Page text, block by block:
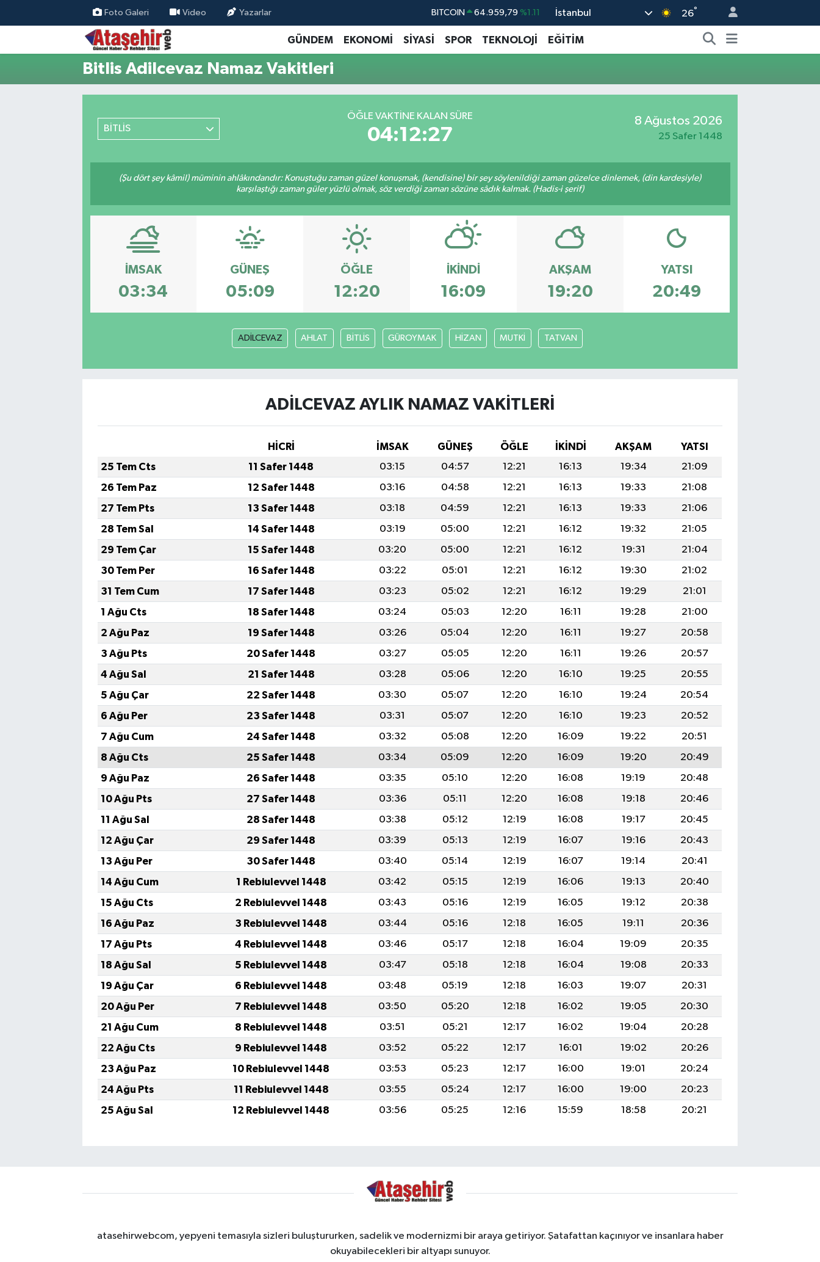
Foto Galeri Video Yazarlar BITCOIN 64.959,79 %1.11
DOLAR 47,7436 %0.18
EURO 55,2510 %0.32
İstanbul 26°
GÜNDEM EKONOMİ SİYASİ SPOR TEKNOLOJİ EĞİTİM
Bitlis Adilcevaz Namaz Vakitleri
BİTLİS
ÖĞLE VAKTINE KALAN SÜRE
04:12:26
8 Ağustos 2026
25 Safer 1448
(Şu dört şey kâmil) müminin ahlâkındandır: Konuştuğu zaman güzel konuşmak, (kendisine) bir şey söylenildiği zaman güzelce dinlemek, (din kardeşiyle)
karşılaştığı zaman güler yüzlü olmak, söz verdiği zaman sözüne sâdık kalmak. (Hadis-i şerif)
İMSAK
03:34
GÜNEŞ
05:09
ÖĞLE
12:20
İKINDI
16:09
AKŞAM
19:20
YATSI
20:49
ADİLCEVAZ AHLAT BİTLİS GÜROYMAK HİZAN MUTKİ TATVAN
ADİLCEVAZ AYLIK NAMAZ VAKITLERI
HİCRİ İMSAK GÜNEŞ ÖĞLE İKINDI AKŞAM
YATSI
25 Tem Cts
11 Safer 1448 03:15 04:57 12:21 16:13 19:34
21:09
26 Tem Paz
12 Safer 1448 03:16 04:58 12:21 16:13 19:33
21:08
27 Tem Pts
13 Safer 1448 03:18 04:59 12:21 16:13 19:33
21:06
28 Tem Sal
14 Safer 1448 03:19 05:00 12:21 16:12 19:32
21:05
29 Tem Çar
15 Safer 1448 03:20 05:00 12:21 16:12 19:31
21:04
30 Tem Per
16 Safer 1448 03:22 05:01 12:21 16:12 19:30
21:02
31 Tem Cum
17 Safer 1448 03:23 05:02 12:21 16:12 19:29
21:01
1 Ağu Cts
18 Safer 1448 03:24 05:03 12:20 16:11 19:28
21:00
2 Ağu Paz
19 Safer 1448 03:26 05:04 12:20 16:11 19:27
20:58
3 Ağu Pts
20 Safer 1448 03:27 05:05 12:20 16:11 19:26
20:57
4 Ağu Sal
21 Safer 1448 03:28 05:06 12:20 16:10 19:25
20:55
5 Ağu Çar
22 Safer 1448 03:30 05:07 12:20 16:10 19:24
20:54
6 Ağu Per
23 Safer 1448 03:31 05:07 12:20 16:10 19:23
20:52
7 Ağu Cum
24 Safer 1448 03:32 05:08 12:20 16:09 19:22
20:51
8 Ağu Cts
25 Safer 1448 03:34 05:09 12:20 16:09 19:20
20:49
9 Ağu Paz
26 Safer 1448 03:35 05:10 12:20 16:08 19:19
20:48
10 Ağu Pts
27 Safer 1448 03:36 05:11 12:20 16:08 19:18
20:46
11 Ağu Sal
28 Safer 1448 03:38 05:12 12:19 16:08 19:17
20:45
12 Ağu Çar
29 Safer 1448 03:39 05:13 12:19 16:07 19:16
20:43
13 Ağu Per
30 Safer 1448 03:40 05:14 12:19 16:07 19:14
20:41
14 Ağu Cum
1 Rebiulevvel 1448 03:42 05:15 12:19 16:06 19:13
20:40
15 Ağu Cts
2 Rebiulevvel 1448 03:43 05:16 12:19 16:05 19:12
20:38
16 Ağu Paz
3 Rebiulevvel 1448 03:44 05:16 12:18 16:05 19:11
20:36
17 Ağu Pts
4 Rebiulevvel 1448 03:46 05:17 12:18 16:04 19:09
20:35
18 Ağu Sal
5 Rebiulevvel 1448 03:47 05:18 12:18 16:04 19:08
20:33
19 Ağu Çar
6 Rebiulevvel 1448 03:48 05:19 12:18 16:03 19:07
20:31
20 Ağu Per
7 Rebiulevvel 1448 03:50 05:20 12:18 16:02 19:05
20:30
21 Ağu Cum
8 Rebiulevvel 1448 03:51 05:21 12:17 16:02 19:04
20:28
22 Ağu Cts
9 Rebiulevvel 1448 03:52 05:22 12:17 16:01 19:02
20:26
23 Ağu Paz
10 Rebiulevvel 1448 03:53 05:23 12:17 16:00 19:01
20:24
24 Ağu Pts
11 Rebiulevvel 1448 03:55 05:24 12:17 16:00 19:00
20:23
25 Ağu Sal
12 Rebiulevvel 1448 03:56 05:25 12:16 15:59 18:58 20:21
atasehirwebcom, yepyeni temasıyla sizleri buluştururken, sadelik ve modernizmi bir araya getiriyor. Şatafattan kaçınıyor ve insanlara haber
okuyabilecekleri bir altyapı sunuyor.
Hava Durumu
Trafik Durumu
Tüm Manşetler